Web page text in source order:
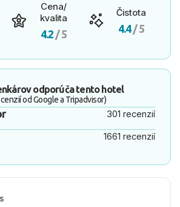
Cena/
kvalita
4.2 / 5
Čistota
4.4/ 5
odporúča tento hotel
od Google a Tripadvisor)
301 recenzií
1661 recenzií